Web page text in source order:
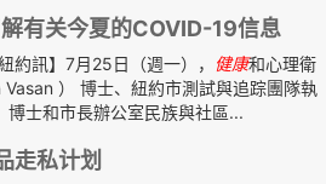
有关今夏的COVID-19信息
約訊】7月25日（週一）， 健康和心理衛
） 博士、紐約市測試與追踪團隊執
士和市長辦公室民族與社區...
走私计划